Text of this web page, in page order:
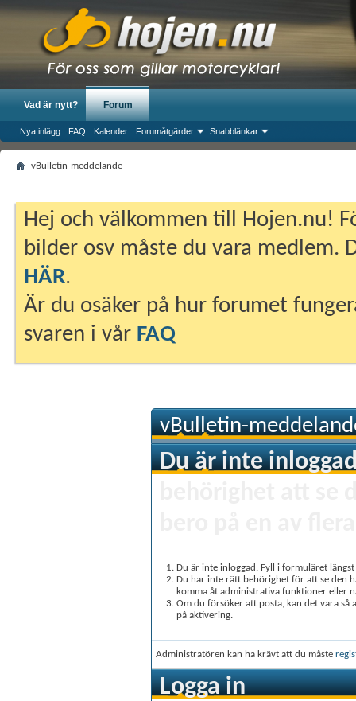
Vad är nytt? Forum
Nya inlägg FAQ Kalender Forumåtgärder Snabblänkar
vBulletin-meddelande
Hej och välkommen till Hojen.nu!
bilder osv måste du vara medlem.
HÄR.
Är du osäker på hur forumet
svaren i vår FAQ
vBulletin-
Du är inte
Du är inte inloggad. Fyll i formuläret
Du har inte rätt behörighet för att se den
komma åt administrativa funktioner eller
Om du försöker att posta, kan det vara
på aktivering.
Administratören kan ha krävt att du måste
Logga in